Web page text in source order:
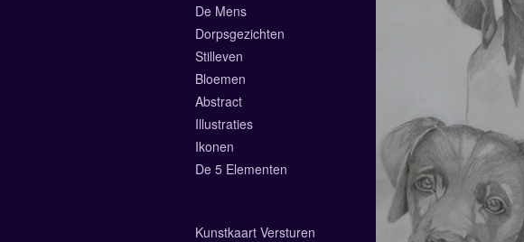
De Mens
Dorpsgezichten
Stilleven
Bloemen
Abstract
Illustraties
Ikonen
De 5 Elementen
Kunstkaart Versturen